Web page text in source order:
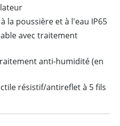
la poussière et à l'eau IP65
avec traitement
anti-humidité (en
résistif/antireflet à 5 fils